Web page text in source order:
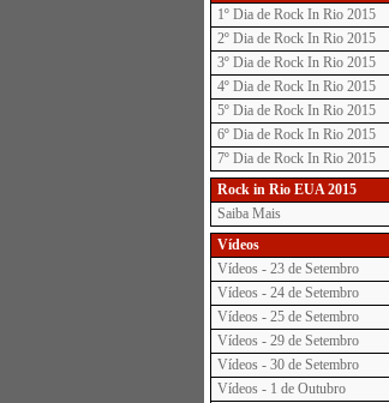
1º Dia de Rock In Rio 2015
2º Dia de Rock In Rio 2015
3º Dia de Rock In Rio 2015
4º Dia de Rock In Rio 2015
5º Dia de Rock In Rio 2015
6º Dia de Rock In Rio 2015
7º Dia de Rock In Rio 2015
Rock in Rio EUA 2015
Saiba Mais
Vídeos
Vídeos - 23 de Setembro
Vídeos - 24 de Setembro
Vídeos - 25 de Setembro
Vídeos - 29 de Setembro
Vídeos - 30 de Setembro
Vídeos - 1 de Outubro